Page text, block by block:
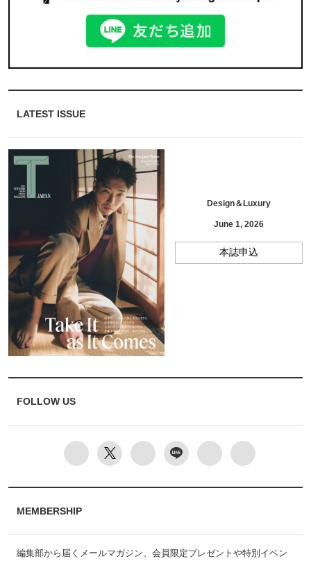
LATEST ISSUE
Design＆Luxury
June 1, 2026
本誌申込
FOLLOW US
MEMBERSHIP
編集部から届くメールマガジン、会員限定プレゼントや特別イベン